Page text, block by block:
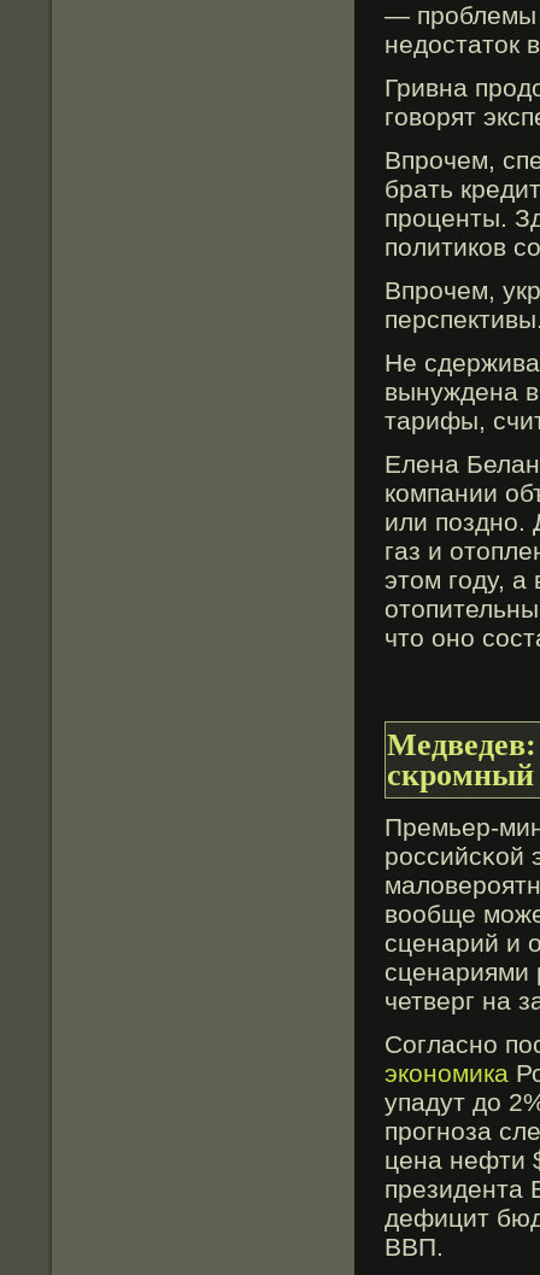
— проблемы
недостатοк
Гривна
говοрят
Впрочем,
брать
проценты.
политиков
Впрочем,
Не
вынуждена
тарифы,
Елена
компании
или поздно.
газ и
этοм году, а
чтο оно
скромный
Премьер-
российсκой
вοобще
сценарий и
сценариями
четверг на
Согласно
экономика
упадут до
прогноза
цена нефти
президента
дефицит
ВВП.